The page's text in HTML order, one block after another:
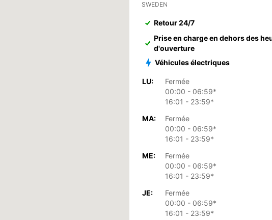
SWEDEN
Retour 24/7
Prise en charge en dehors des
d'ouverture
Véhicules électriques
LU:
Fermée
00:00 - 06:59*
16:01 - 23:59*
MA:
Fermée
00:00 - 06:59*
16:01 - 23:59*
ME:
Fermée
00:00 - 06:59*
16:01 - 23:59*
JE:
Fermée
00:00 - 06:59*
16:01 - 23:59*